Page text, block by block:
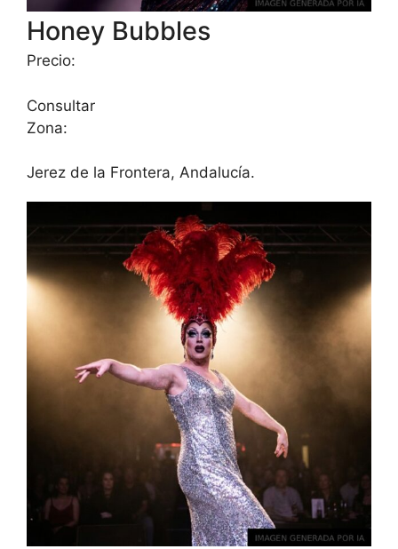
Honey Bubbles
Precio:
Consultar
Zona:
Jerez de la Frontera, Andalucía.